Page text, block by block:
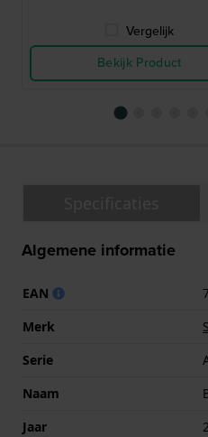
Vergelijk
Bekijk Product
Algemene informatie
EAN
Merk
Serie
Naam
Jaar